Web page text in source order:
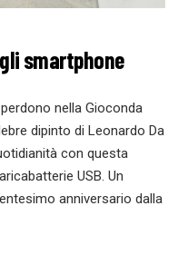
smartphone
nella Gioconda
dipinto di Leonardo Da
con questa
USB. Un
anniversario dalla